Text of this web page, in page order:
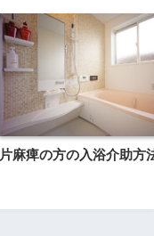
片麻痺の方の入浴介助方